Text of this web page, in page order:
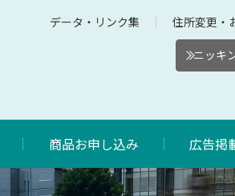
データ・リンク集 住所変更・
ニッキ
商品お申し込み 広告掲